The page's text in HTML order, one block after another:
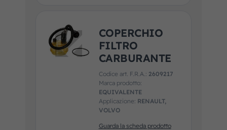
COPERCHIO
FILTRO
CARBURANTE
Codice art. F.R.A.: 2609217
Marca prodotto:
EQUIVALENTE
Applicazione: RENAULT,
VOLVO
Guarda la scheda prodotto